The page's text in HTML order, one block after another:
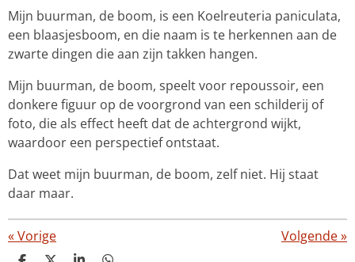
Mijn buurman, de boom, is een Koelreuteria paniculata,
een blaasjesboom, en die naam is te herkennen aan de
zwarte dingen die aan zijn takken hangen.
Mijn buurman, de boom, speelt voor repoussoir, een
donkere figuur op de voorgrond van een schilderij of
foto, die als effect heeft dat de achtergrond wijkt,
waardoor een perspectief ontstaat.
Dat weet mijn buurman, de boom, zelf niet. Hij staat
daar maar.
«Vorige Volgende»